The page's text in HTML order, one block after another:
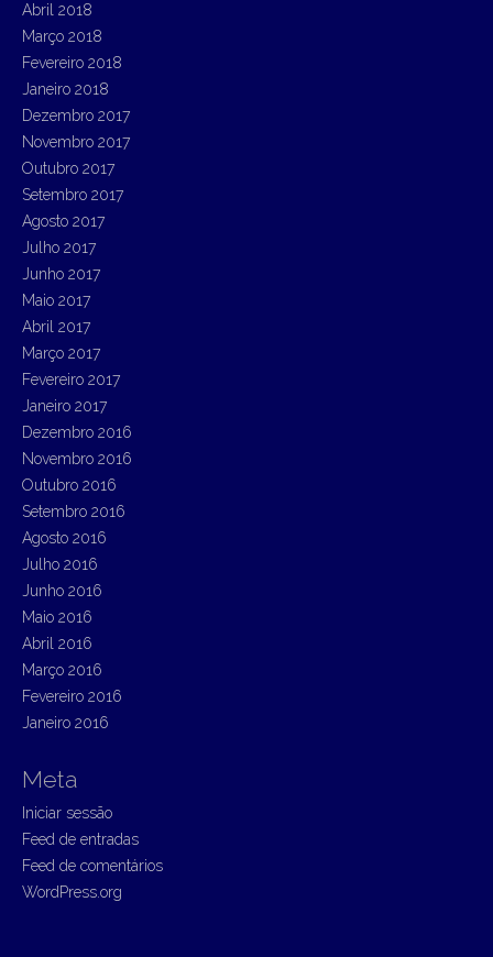
Abril 2018
Março 2018
Fevereiro 2018
Janeiro 2018
Dezembro 2017
Novembro 2017
Outubro 2017
Setembro 2017
Agosto 2017
Julho 2017
Junho 2017
Maio 2017
Abril 2017
Março 2017
Fevereiro 2017
Janeiro 2017
Dezembro 2016
Novembro 2016
Outubro 2016
Setembro 2016
Agosto 2016
Julho 2016
Junho 2016
Maio 2016
Abril 2016
Março 2016
Fevereiro 2016
Janeiro 2016
Meta
Iniciar sessão
Feed de entradas
Feed de comentários
WordPress.org